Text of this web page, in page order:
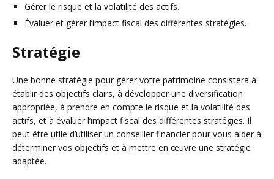
Gérer le risque et la volatilité des actifs.
Évaluer et gérer l’impact fiscal des différentes stratégies.
Stratégie
Une bonne stratégie pour gérer votre patrimoine consistera à
établir des objectifs clairs, à développer une diversification
appropriée, à prendre en compte le risque et la volatilité des
actifs, et à évaluer l’impact fiscal des différentes stratégies. Il
peut être utile d’utiliser un conseiller financier pour vous aider à
déterminer vos objectifs et à mettre en œuvre une stratégie
adaptée.